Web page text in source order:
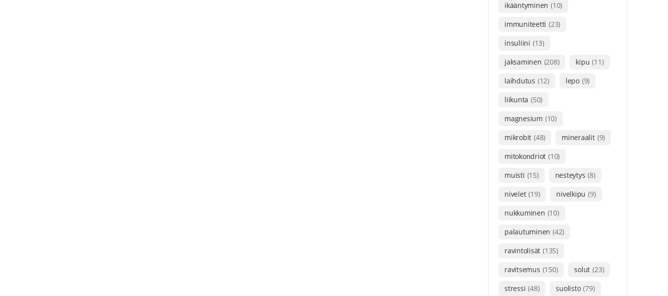
ikääntyminen (10)
immuniteetti (23)
insuliini (13)
jaksaminen (208) kipu (11)
laihdutus (12) lepo (9)
liikunta (50)
magnesium (10)
mikrobit (48) mineraalit (9)
mitokondriot (10)
muisti (15) nesteytys (8)
nivelet (19) nivelkipu (9)
nukkuminen (10)
palautuminen (42)
ravintolisät (135)
ravitsemus (150) solut (23)
stressi (48) suolisto (79)